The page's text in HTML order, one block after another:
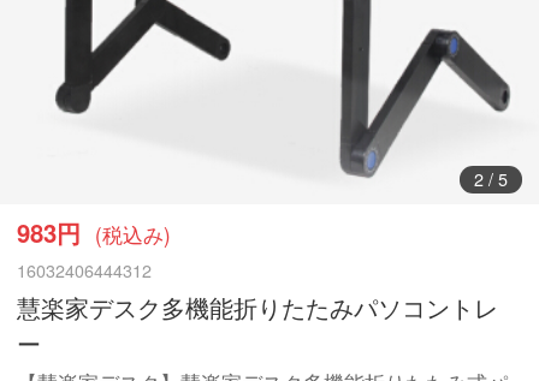
3/ 5
983円 (税込み)
16032406444312
慧楽家デスク多機能折りたたみパソコントレ
ー